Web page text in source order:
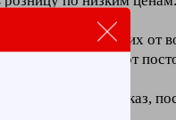
товаров, защиты
их от
от
и оформить заказ,